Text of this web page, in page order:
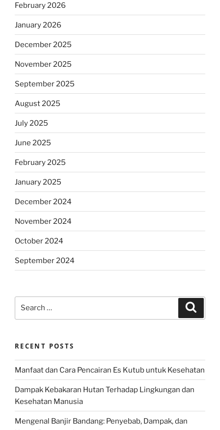
February 2026
January 2026
December 2025
November 2025
September 2025
August 2025
July 2025
June 2025
February 2025
January 2025
December 2024
November 2024
October 2024
September 2024
RECENT POSTS
Manfaat dan Cara Pencairan Es Kutub untuk Kesehatan
Dampak Kebakaran Hutan Terhadap Lingkungan dan
Kesehatan Manusia
Mengenal Banjir Bandang: Penyebab, Dampak, dan